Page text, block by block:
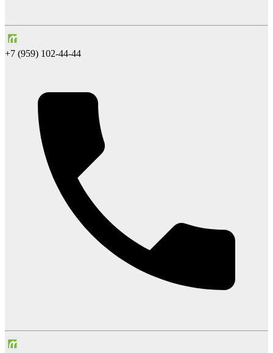
+7 (959) 102-44-44